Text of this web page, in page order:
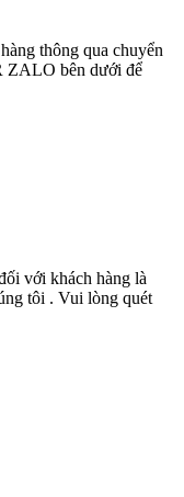
thông qua chuyển
ZALO bên dưới để
với khách hàng là
tôi . Vui lòng quét